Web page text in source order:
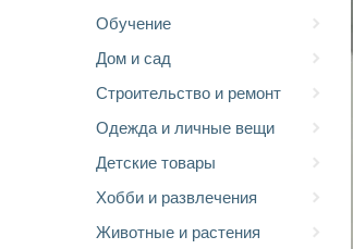
Обучение
Дом и сад
Строительство и ремонт
Одежда и личные вещи
Детские товары
Хобби и развлечения
Животные и растения